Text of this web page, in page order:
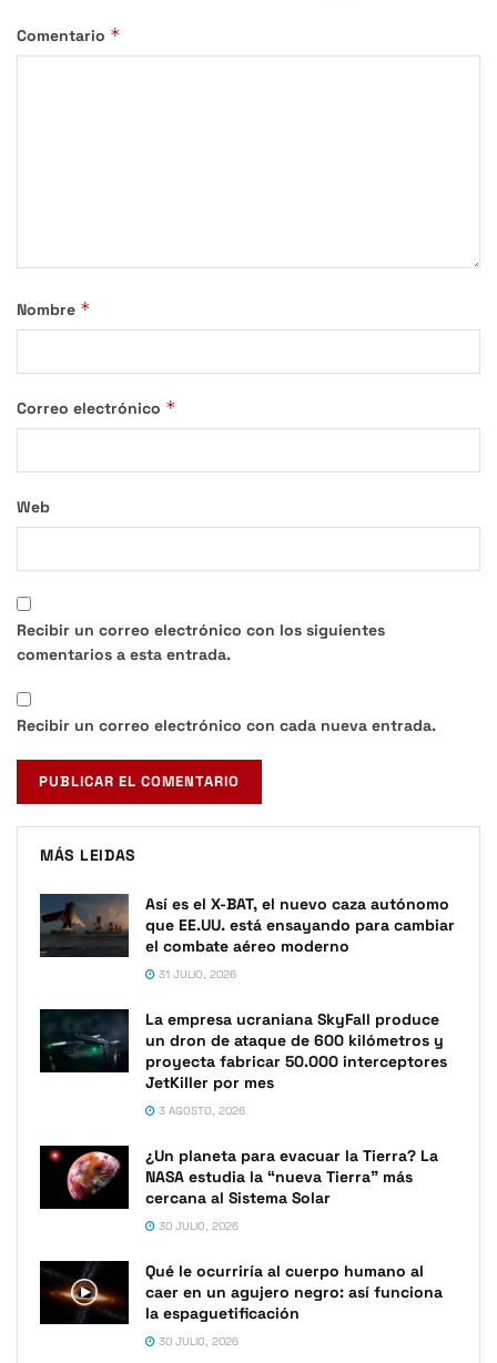
Comentario *
Nombre *
Correo electrónico *
Web
Recibir un correo electrónico con los siguientes
comentarios a esta entrada.
Recibir un correo electrónico con cada nueva entrada.
MÁS LEIDAS
Así es el X-BAT, el nuevo caza autónomo
que EE.UU. está ensayando para cambiar
el combate aéreo moderno
31 JULIO, 2026
La empresa ucraniana SkyFall produce
un dron de ataque de 600 kilómetros y
proyecta fabricar 50.000 interceptores
JetKiller por mes
3 AGOSTO, 2026
¿Un planeta para evacuar la Tierra? La
NASA estudia la “nueva Tierra” más
cercana al Sistema Solar
30 JULIO, 2026
Qué le ocurriría al cuerpo humano al
caer en un agujero negro: así funciona
la espaguetificación
30 JULIO, 2026